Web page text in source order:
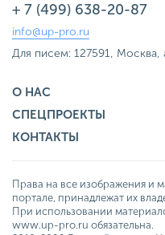
+ 7 (499) 638-20-87
info@up-pro.ru
Для писем: 127591, Москва,
О НАС
СПЕЦПРОЕКТЫ
КОНТАКТЫ
Права на все изображения и
портале, принадлежат их
При использовании
www.up-pro.ru обязательна.